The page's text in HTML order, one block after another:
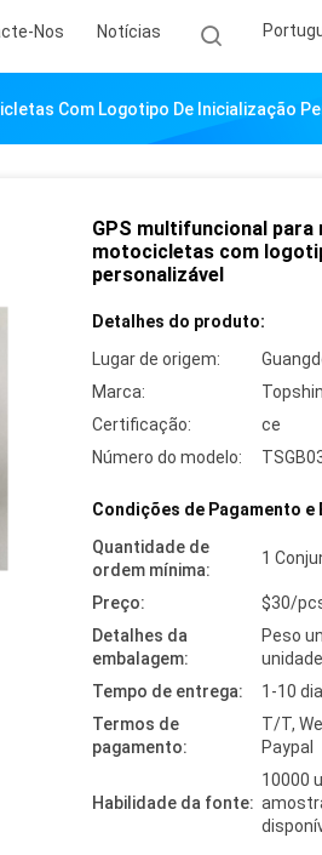
Nos Notícias
Com Logotipo De Inicialização
GPS multifuncional
motocicletas com
personalizável
Detalhes do produto:
Lugar de origem:
Marca:
Certificação:
ce
Número do modelo:
Condições de Pagamento e
Quantidade de
ordem mínima:
1
Preço:
$30/
Detalhes da
embalagem:
Peso
Tempo de entrega:
1-10
Termos de
pagamento:
T/T,
Paypal
Habilidade da fonte:
10000